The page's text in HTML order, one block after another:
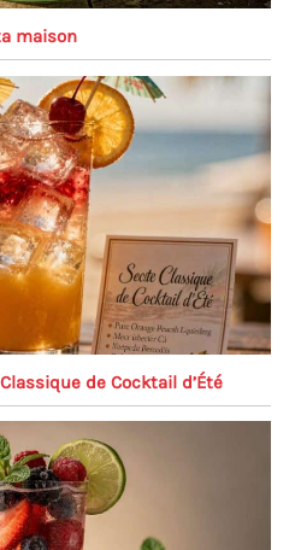
maison
de Cocktail d’Été